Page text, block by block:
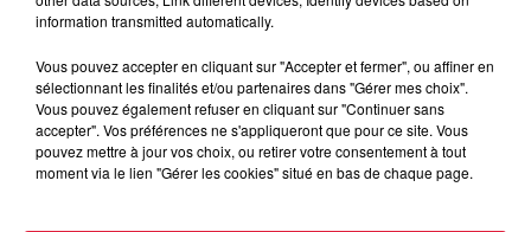
À Hoerdt, de l’eau brune sort des robinets
information transmitted automatically.
Vous pouvez accepter en cliquant sur "Accepter et fermer", ou affiner en
sélectionnant les finalités et/ou partenaires dans "Gérer mes choix".
Vous pouvez également refuser en cliquant sur "Continuer sans
accepter". Vos préférences ne s'appliqueront que pour ce site. Vous
pouvez mettre à jour vos choix, ou retirer votre consentement à tout
moment via le lien "Gérer les cookies" situé en bas de chaque page.